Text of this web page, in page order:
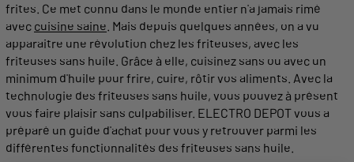
frites. Ce met connu dans le monde entier n'a jamais rimé
avec cuisine saine. Mais depuis quelques années, on a vu
apparaitre une révolution chez les friteuses, avec les
friteuses sans huile. Grâce à elle, cuisinez sans ou avec un
minimum d'huile pourfrire, cuire, rôtir vos aliments. Avec la
technologie des friteuses sans huile, vous pouvez à présent
vous faire plaisir sans culpabiliser. ELECTRO DEPOT vous a
préparé un guide d'achat pour vous y retrouver parmi les
différentes fonctionnalités des friteuses sans huile.